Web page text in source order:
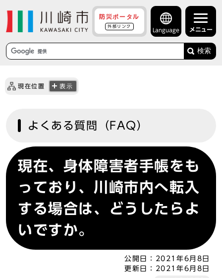
防災ポータル
外部リンク
Language メニュー
検索
現在位置 表示
よくある質問（FAQ）
現在、身体障害者手帳をも
っており、川崎市内へ転入
する場合は、どうしたらよ
いですか。
公開日：
2021年6月8日
更新日：
2021年6月8日